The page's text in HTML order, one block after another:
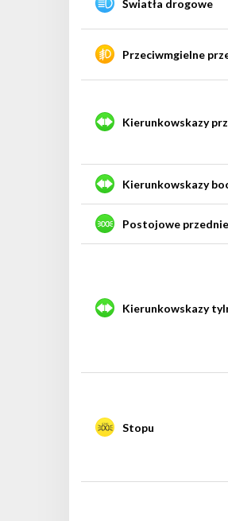
Światła drogowe
Przeciwmgielne
Kierunkowskazy
Kierunkowskazy
Postojowe przednie
Kierunkowskazy
Stopu